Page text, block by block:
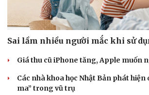
Sai lầm nhiều người mắc khi sử
Giá thu cũ iPhone tăng, Apple muốn
Các nhà khoa học Nhật Bản phát hiện
ma” trong vũ trụ